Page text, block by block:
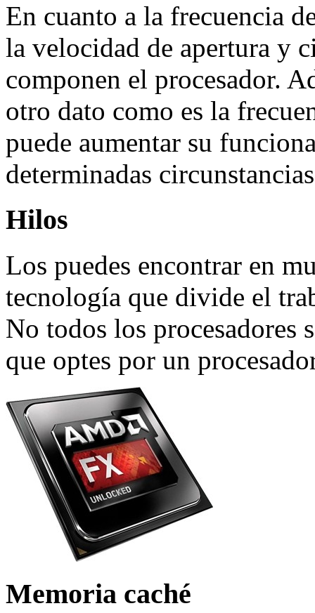
En cuanto a la frecuencia
la velocidad de apertura y
componen el procesador.
otro dato como es la
puede aumentar su
determinadas
Hilos
Los puedes encontrar en
tecnología que divide el
No todos los
que optes por un
Memoria caché